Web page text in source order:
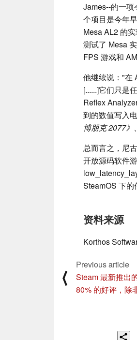
James--的一
个项目是今年
Mesa AL2 的
测试了 Mesa
FPS 游戏和
他继续说："在
[......]它们只是
Reflex
到的数值写入
博朋克 2077》
总而言之，尼
开放源码软件
SteamOS 下的
资料来源
Korthos
⟨
Previous article
Steam 最新推出
80% 的好评，除